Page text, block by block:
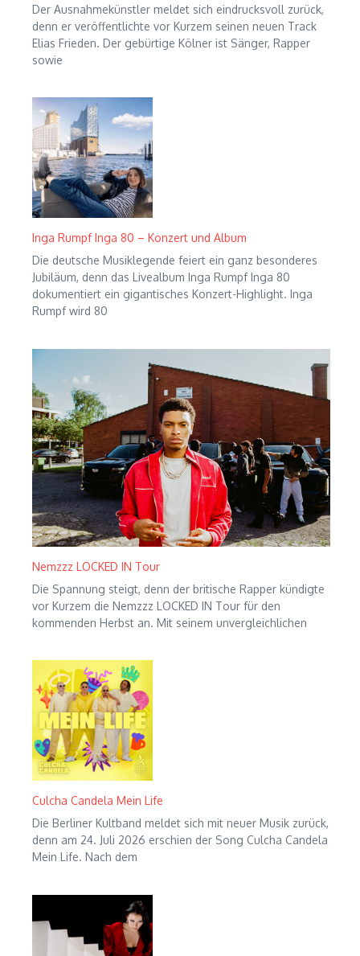
Der Ausnahmekünstler meldet sich eindrucksvoll zurück,
denn er veröffentlichte vor Kurzem seinen neuen Track
Elias Frieden. Der gebürtige Kölner ist Sänger, Rapper
sowie
Inga Rumpf Inga 80 – Konzert und Album
Die deutsche Musiklegende feiert ein ganz besonderes
Jubiläum, denn das Livealbum Inga Rumpf Inga 80
dokumentiert ein gigantisches Konzert-Highlight. Inga
Rumpf wird 80
Nemzzz LOCKED IN Tour
Die Spannung steigt, denn der britische Rapper kündigte
vor Kurzem die Nemzzz LOCKED IN Tour für den
kommenden Herbst an. Mit seinem unvergleichlichen
Culcha Candela Mein Life
Die Berliner Kultband meldet sich mit neuer Musik zurück,
denn am 24. Juli 2026 erschien der Song Culcha Candela
Mein Life. Nach dem